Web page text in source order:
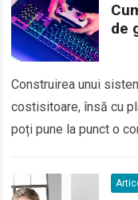
de
Construirea unui
costisitoare, însă cu
poți pune la punct o